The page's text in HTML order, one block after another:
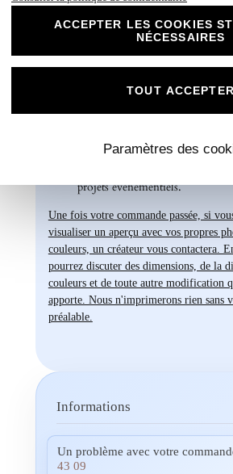
spéciaux. Laissez libre cours à
créativité et personnalisez nos
Supérieur pour créer des
et inoubliables.
Chez Universe Faire-part, nous
d'exception qui répondent à vos
expertise et à notre passion
projets évènementiels.
Une fois votre commande passée, si
visualiser un aperçu avec vos propres
couleurs, un créateur vous contactera.
pourrez discuter des dimensions, de la
couleurs et de toute autre modification
apporte. Nous n'imprimerons rien sans
préalable.
Informations
Un problème avec votre
43 09
ACCEPTER LES COOKIES
NÉCESSAIRES
Paramètres des
TOUT ACCEPTER